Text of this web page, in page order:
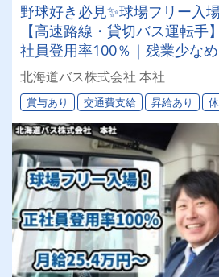
野球好き必見✨球場フリー入
【高速路線・貸切バス運転手
社員登用率100％｜残業少な
業員約1,200名、車両400台。
京バスグループのグループ会
北海道バス株式会社 本社
賞与あり 交通費支給 昇給あり